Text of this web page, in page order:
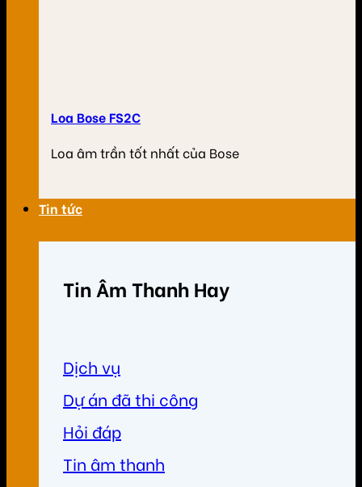
Loa Bose FS2C
Loa âm trần tốt nhất của Bose
Tin tức
Tin Âm Thanh Hay
Dịch vụ
Dự án đã thi công
Hỏi đáp
Tin âm thanh